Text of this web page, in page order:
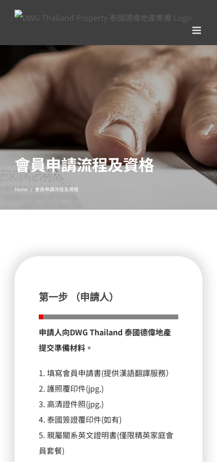
Skip
會員申請流程及資格
Home / 會員申請流程及資格
第一步 （申請人）
申請人向DWG Thailand 泰國德偉地產
提交準備材料。
1. 填寫會員申請書(提供漢語翻譯服務）
2. 護照覆印件(jpg.)
3. 高清證件照(jpg.)
4. 泰國簽證覆印件(如有)
5. 親屬關系英文證明書(僅限精英家庭會
員套餐)